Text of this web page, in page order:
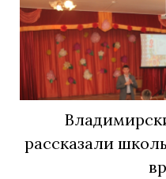
рассказали